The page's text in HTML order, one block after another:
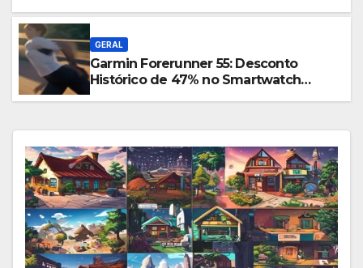
GERAL
Garmin Forerunner 55: Desconto
Histórico de 47% no Smartwatch